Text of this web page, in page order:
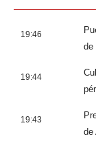
19:46
de
19:44
19:43
de